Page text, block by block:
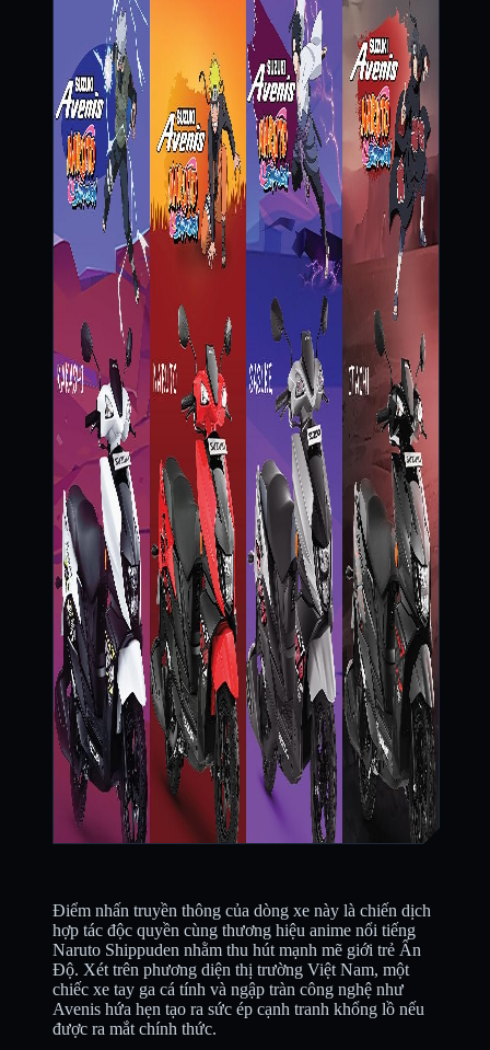
Điểm nhấn truyền thông của dòng xe này là chiến dịch
hợp tác độc quyền cùng thương hiệu anime nổi tiếng
Naruto Shippuden nhằm thu hút mạnh mẽ giới trẻ Ấn
Độ. Xét trên phương diện thị trường Việt Nam, một
chiếc xe tay ga cá tính và ngập tràn công nghệ như
Avenis hứa hẹn tạo ra sức ép cạnh tranh khổng lồ nếu
được ra mắt chính thức.